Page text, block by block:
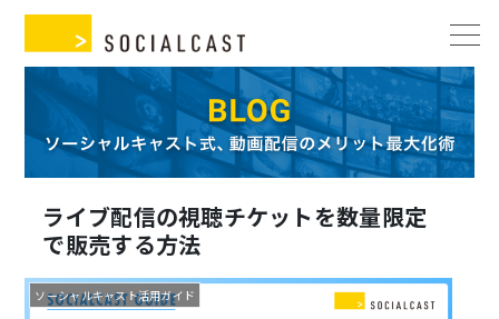
ライブ配信の視聴チケットを数量限定
で販売する方法
ソーシャルキャスト活用ガイド